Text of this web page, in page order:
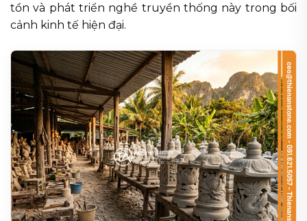
tồn và phát triển nghề truyền thống này trong bối
cảnh kinh tế hiện đại.